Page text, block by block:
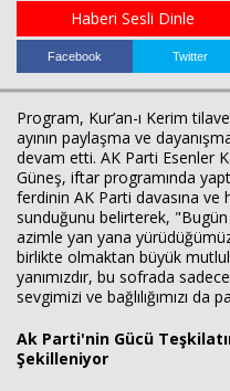
Haberi Sesli Dinle
Facebook Twitter
Program, Kur’an-ı Kerim
ayının paylaşma ve
devam etti. AK Parti Esenler
Güneş, iftar programında
ferdinin AK Parti davasına ve
sunduğunu belirterek, "Bugün
azimle yan yana
birlikte olmaktan büyük
yanımızdır, bu sofrada
sevgimizi ve bağlılığımızı da
Ak Parti'nin Gücü
Şekilleniyor